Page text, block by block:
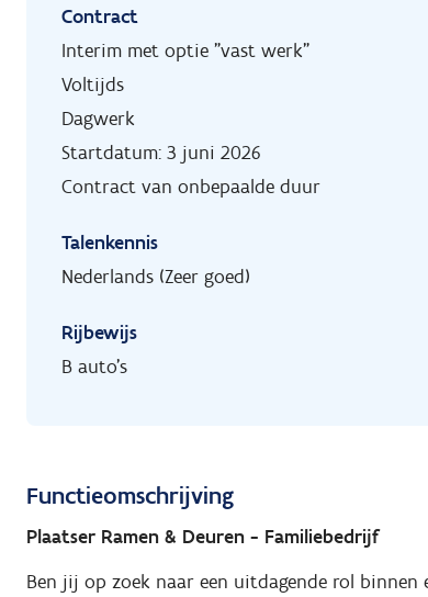
Contract
Interim met optie "vast werk"
Voltijds
Dagwerk
Startdatum: 3 juni 2026
Contract van onbepaalde duur
Talenkennis
Nederlands (Zeer goed)
Rijbewijs
B auto's
Functieomschrijving
Plaatser Ramen & Deuren - Familiebedrijf
Ben jij op zoek naar een uitdagende rol binnen